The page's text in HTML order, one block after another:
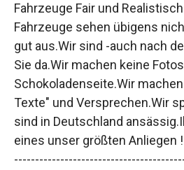
Fahrzeuge Fair und
Fahrzeuge sehen übigens
gut aus.Wir sind -auch nach
Sie da.Wir machen keine
Schokoladenseite.Wir
Texte" und Versprechen.Wir
sind in Deutschland
eines unser größten Anliegen